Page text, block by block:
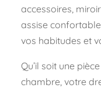
accessoires,
assise
vos habitudes et
Qu’il soit une
chambre, votre